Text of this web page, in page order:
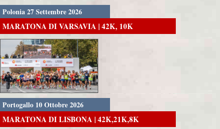
Polonia 27 Settembre 2026
MARATONA DI VARSAVIA | 42K, 10K
Portogallo 10 Ottobre 2026
MARATONA DI LISBONA | 42K,21K,8K